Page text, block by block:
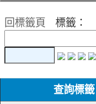
回標籤頁
標籤：
查詢標